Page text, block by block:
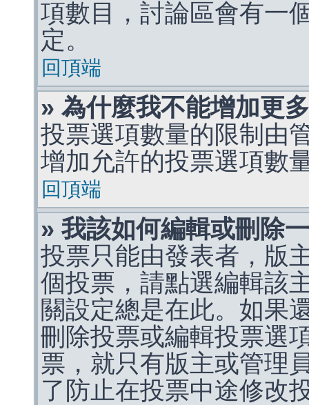
項數目，討論區會有一
定。
回頂端
» 為什麼我不能增加更
投票選項數量的限制由
增加允許的投票選項數
回頂端
» 我該如何編輯或刪除
投票只能由發表者，版
個投票，請點選編輯該
關設定總是在此。如果
刪除投票或編輯投票選
票，就只有版主或管理
了防止在投票中途修改